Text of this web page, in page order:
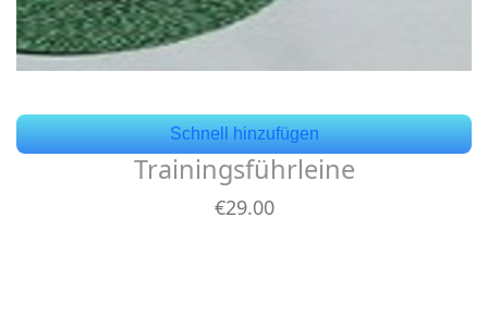
Schnell hinzufügen
Trainingsführleine
€29.00